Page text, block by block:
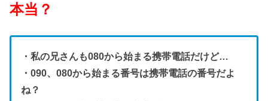
本当？
・私の兄さんも080から始まる携帯電話だけど…
・090、080から始まる番号は携帯電話の番号だよ
ね？